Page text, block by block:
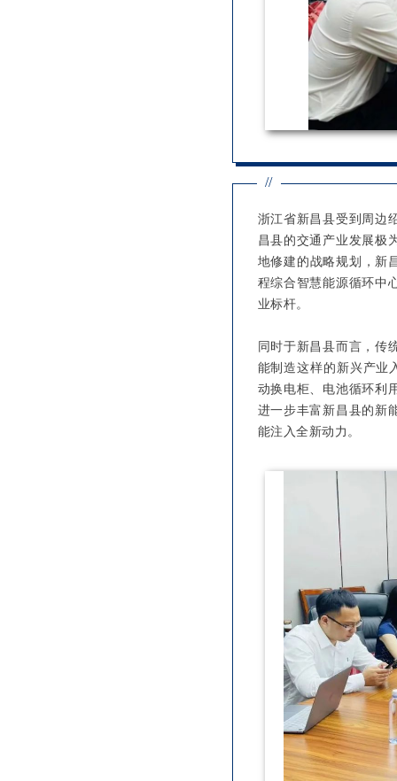
//
浙江省新昌县受到周边
昌县的交通产业发展极
地修建的战略规划，新
程综合智慧能源循环中
业标杆。
同时于新昌县而言，传
能制造这样的新兴产业
动换电柜、电池循环利
进一步丰富新昌县的新
能注入全新动力。